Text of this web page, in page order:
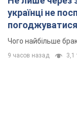
українці не
погоджуватися
Чого найбільше
9 часов назад 3,1